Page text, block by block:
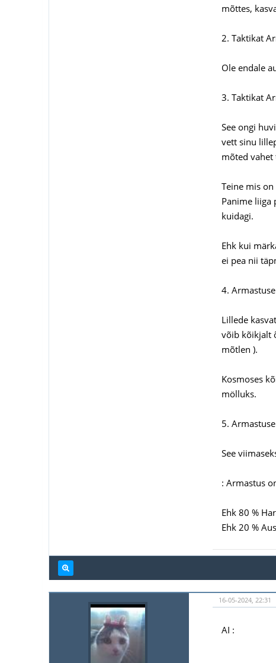
mõttes,
2. Taktikat
Ole endale
3. Taktikat
See ongi
vett sinu
mõted vahet
Teine mis
Panime liiga
kuidagi.
Ehk kui
ei pea nii
4.
Lillede
võib kõikjalt
mõtlen ).
Kosmoses
mölluks.
5.
See
: Armastus
Ehk 80 %
Ehk 20 %
16-05-2024, 22:31
AI :